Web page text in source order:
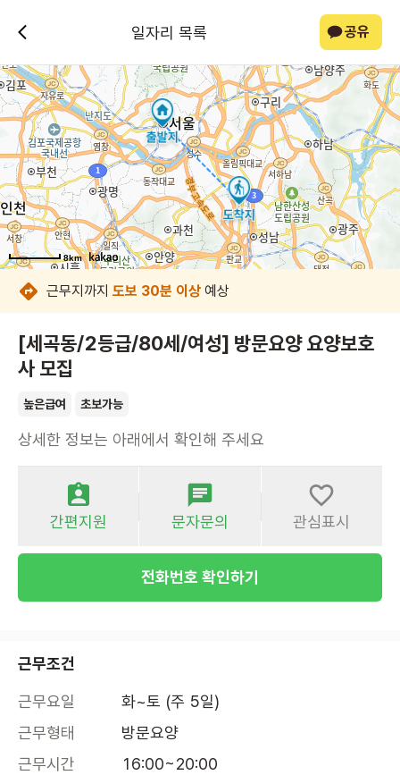
일자리 목록 공유
8km
8km
8km
8km
8km
8km
근무지까지 도보 30분 이상 예상
[세곡동/2등급/80세/여성] 방문요양 요양보호
사 모집
높은급여 초보가능
상세한 정보는 아래에서 확인해 주세요
간편지원 문자문의 관심표시
전화번호 확인하기
근무조건
근무요일
화~토 (주 5일)
근무형태
방문요양
근무시간
16:00~20:00